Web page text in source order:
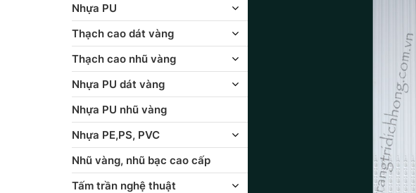
Nhựa PU
Thạch cao dát vàng
Thạch cao nhũ vàng
Nhựa PU dát vàng
Nhựa PU nhũ vàng
Nhựa PE,PS, PVC
Nhũ vàng, nhũ bạc cao cấp
Tấm trần nghệ thuật